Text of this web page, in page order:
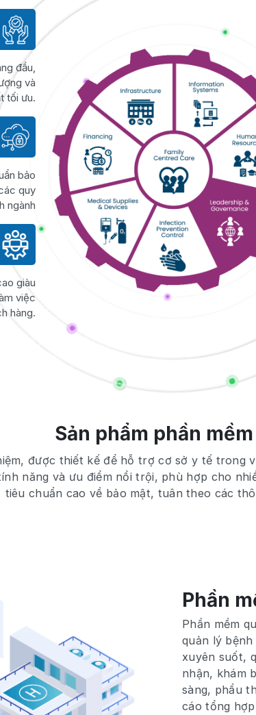
đầu,
và
tối ưu.
bảo
quy
ngành
giàu
việc
hàng.
Sản phẩm phần
được thiết kế để hỗ trợ cơ sở y tế trong
năng và ưu điểm nổi trội, phù hợp cho
tiêu chuẩn cao về bảo mật, tuân theo các
Phần
Phần mềm
quản lý
xuyên suốt,
nhận, khám
sàng, phẩu
cáo tổng